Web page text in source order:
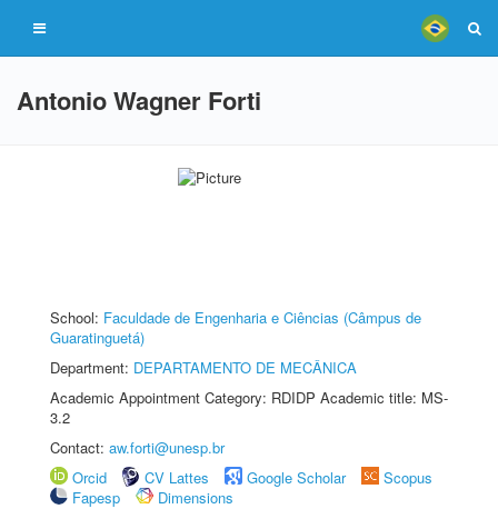
Antonio Wagner Forti
School: Faculdade de Engenharia e Ciências (Câmpus de
Guaratinguetá)
Department: DEPARTAMENTO DE MECÂNICA
Academic Appointment Category: RDIDP Academic title: MS-
3.2
Contact: aw.forti@unesp.br
Orcid
CV Lattes Google Scholar
Scopus
Fapesp
Dimensions